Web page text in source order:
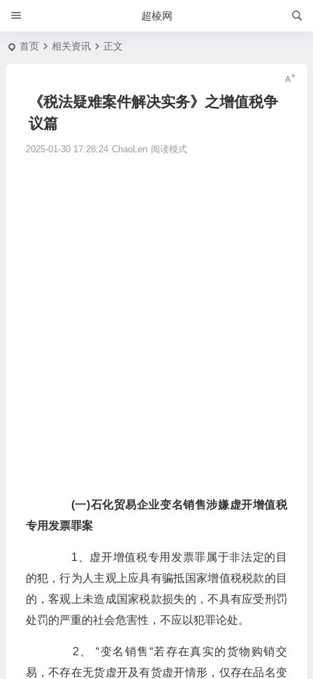
超棱网
首页 相关资讯 正文
《税法疑难案件解决实务》之增值税争
议篇
2025-01-30 17:28:24 ChaoLen 阅读模式
(一)石化贸易企业变名销售涉嫌虚开增值税
专用发票罪案
1、虚开增值税专用发票罪属于非法定的目
的犯，行为人主观上应具有骗抵国家增值税税款的目
的，客观上未造成国家税款损失的，不具有应受刑罚
处罚的严重的社会危害性，不应以犯罪论处。
2、 “变名销售“若存在真实的货物购销交
易，不存在无货虚开及有货虚开情形，仅存在品名变